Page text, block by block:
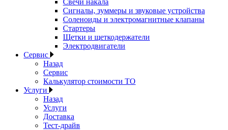
Свечи накала
Сигналы, зуммеры и звуковые устройства
Соленоиды и электромагнитные клапаны
Стартеры
Щетки и щеткодержатели
Электродвигатели
Сервис
Назад
Сервис
Калькулятор стоимости ТО
Услуги
Назад
Услуги
Доставка
Тест-драйв